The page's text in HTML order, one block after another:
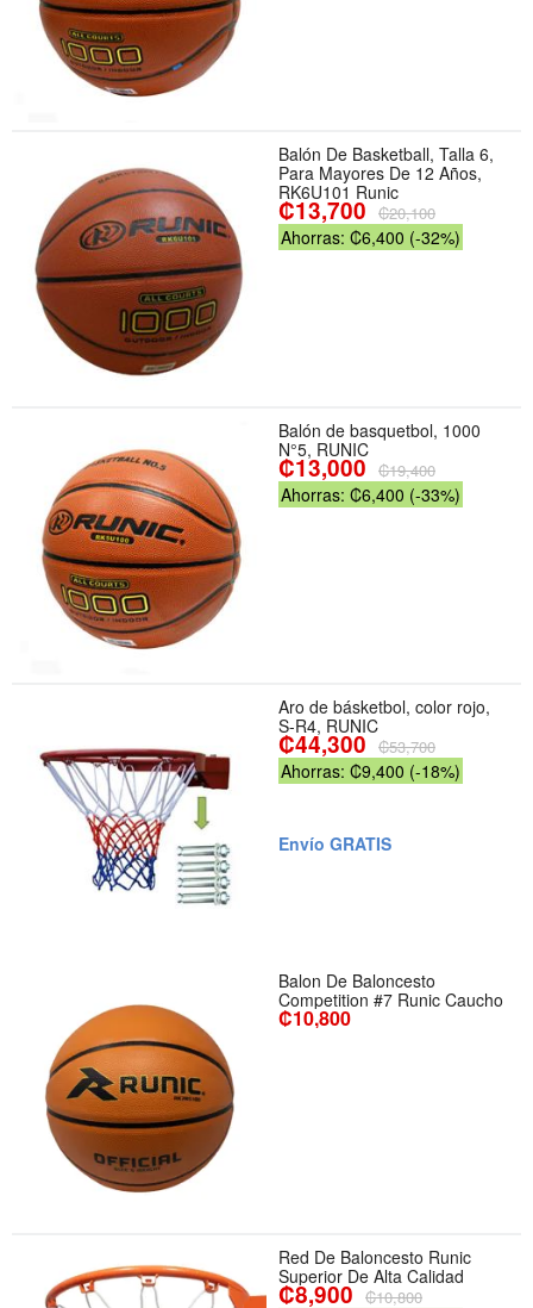
Balón De Basketball, Talla 6,
Para Mayores De 12 Años,
RK6U101 Runic
₡13,700 ₡20,100
Ahorras: ₡6,400 (-32%)
Balón de basquetbol, 1000
N°5, RUNIC
₡13,000 ₡19,400
Ahorras: ₡6,400 (-33%)
Aro de básketbol, color rojo,
S-R4, RUNIC
₡44,300 ₡53,700
Ahorras: ₡9,400 (-18%)
Envío GRATIS
Balon De Baloncesto
Competition #7 Runic Caucho
₡10,800
Red De Baloncesto Runic
Superior De Alta Calidad
₡8,900 ₡10,800